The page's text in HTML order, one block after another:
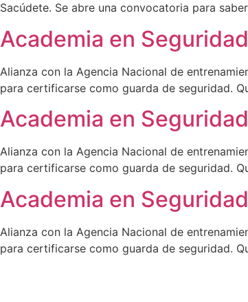
Sacúdete. Se abre una convocatoria para
Academia en
Alianza con la Agencia Nacional de
para certificarse como guarda de seguridad.
Academia en
Alianza con la Agencia Nacional de
para certificarse como guarda de seguridad.
Academia en
Alianza con la Agencia Nacional de
para certificarse como guarda de seguridad.